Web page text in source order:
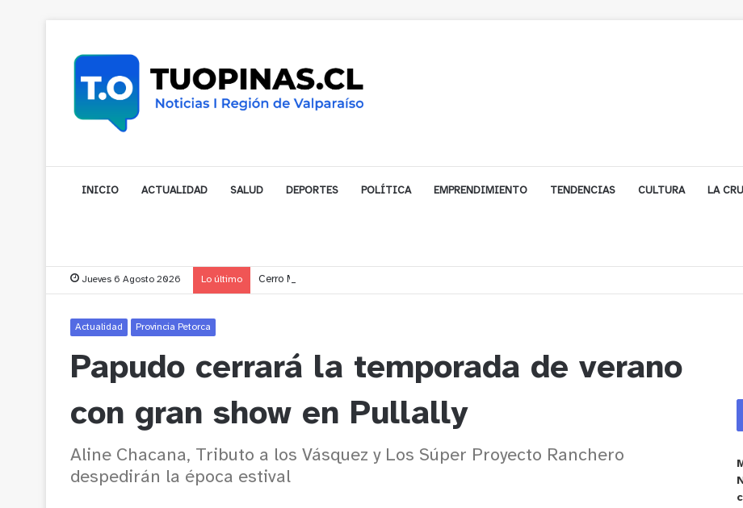
INICIO ACTUALIDAD SALUD DEPORTES POLÍTICA EMPRENDIMIENTO TENDENCIAS CULTURA LA
Jueves 6 Agosto 2026 Lo último Cerro Mauco: Bomberos rescata a dos jóvenes que se desorientaron durante una caminata
Actualidad Provincia Petorca
Papudo cerrará la temporada de verano
con gran show en Pullally
Aline Chacana, Tributo a los Vásquez y Los Súper Proyecto Ranchero
despedirán la época estival